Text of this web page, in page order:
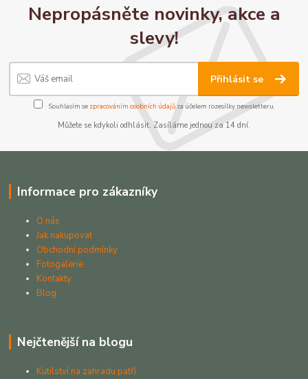
Nepropásněte novinky, akce a
slevy!
Přihlásit se
Souhlasím se zpracováním osobních údajůza účelem rozesílky newsletteru.
Můžete se kdykoli odhlásit. Zasíláme jednou za 14 dní.
Informace pro zákazníky
O nás
Jak nakupovat
Obchodní podmínky
Fotogalerie
Kontakty
Blog
Nejčtenější na blogu
Kutilství na zahradu patří